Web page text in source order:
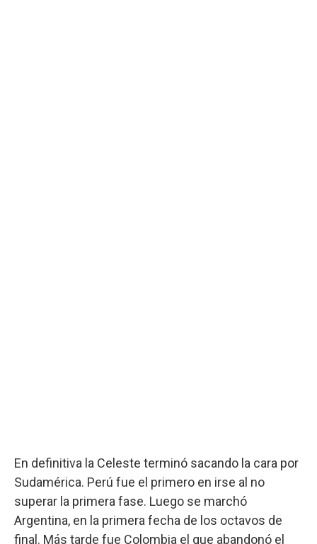
En definitiva la Celeste terminó sacando la cara por
Sudamérica. Perú fue el primero en irse al no
superar la primera fase. Luego se marchó
Argentina, en la primera fecha de los octavos de
final. Más tarde fue Colombia el que abandonó el